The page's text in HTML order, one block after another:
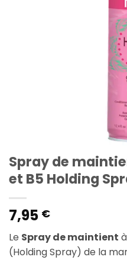
Spray de
et B5 Holding
7,95 €
Le Spray de maintient
(Holding Spray) de la